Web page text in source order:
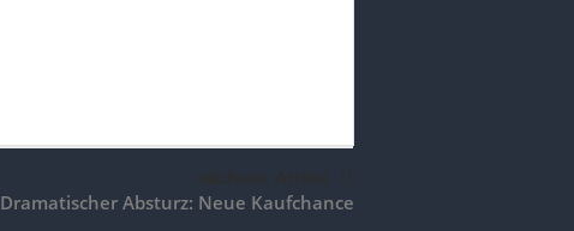
Dramatischer Absturz: Neue Kaufchance